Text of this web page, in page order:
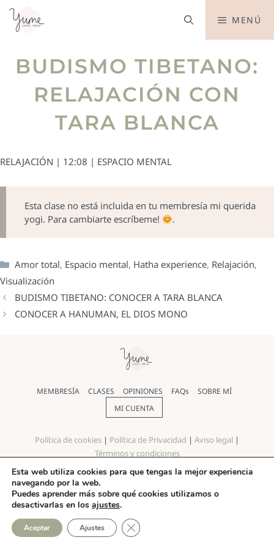
MENÚ
BUDISMO TIBETANO:
RELAJACIÓN CON
TARA BLANCA
RELAJACIÓN | 12:08 | ESPACIO MENTAL
Esta clase no está incluida en tu membresía mi querida
yogi. Para cambiarte escríbeme!
.
Amor total, Espacio mental, Hatha experience, Relajación,
Visualización
BUDISMO TIBETANO: CONOCER A TARA BLANCA
CONOCER A HANUMAN, EL DIOS MONO
MEMBRESÍA CLASES OPINIONES FAQs
SOBRE MÍ
MI CUENTA
Política de cookies | Política de Privacidad | Aviso legal |
Términos y condiciones
© Yoga Yume 2026 |Diseño webrealizado por Pilar Rios
Esta web utiliza cookies para que tengas la mejor experiencia
navegando por la web.
Puedes aprender más sobre qué cookies utilizamos o
desactivarlas en los ajustes.
Aceptar Ajustes CERRAR EL BANNER DE